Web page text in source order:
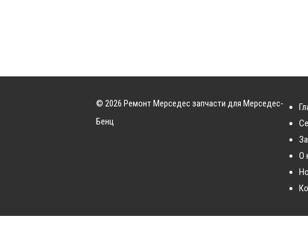
© 2026 Ремонт Мерседес запчасти для Мерседес-
Бенц
О